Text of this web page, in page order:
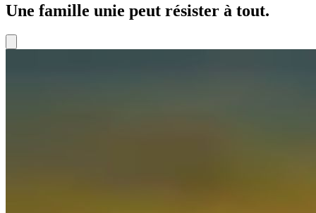
Une famille unie peut résister à tout.